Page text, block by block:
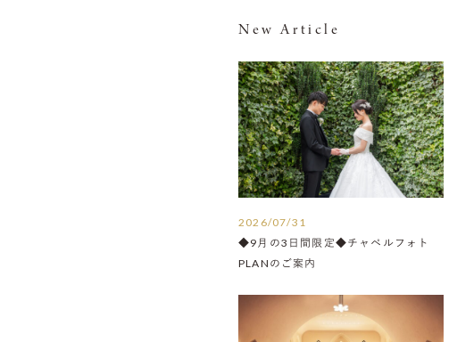
New Article
2026/07/31
◆9月の3日間限定◆チャペルフォト
PLANのご案内